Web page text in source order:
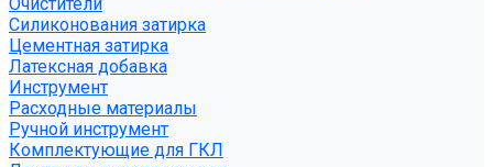
Силиконования затирка
Цементная затирка
Латексная добавка
Инструмент
Расходные материалы
Ручной инструмент
Комплектующие для ГКЛ